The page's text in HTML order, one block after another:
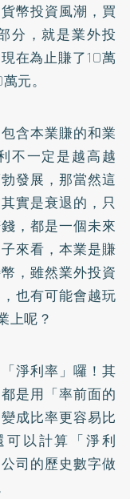
幣投資風潮，買
分，就是業外投
在為止賺了10萬
元。
含本業賺的和業
不一定是越高越
發展，那當然這
實是衰退的，只
，都是一個未來
來看，本業是賺
，雖然業外投資
也有可能會越玩
上呢？
淨利率」囉！其
是用「率前面的
成比率更容易比
以計算「淨利
司的歷史數字做